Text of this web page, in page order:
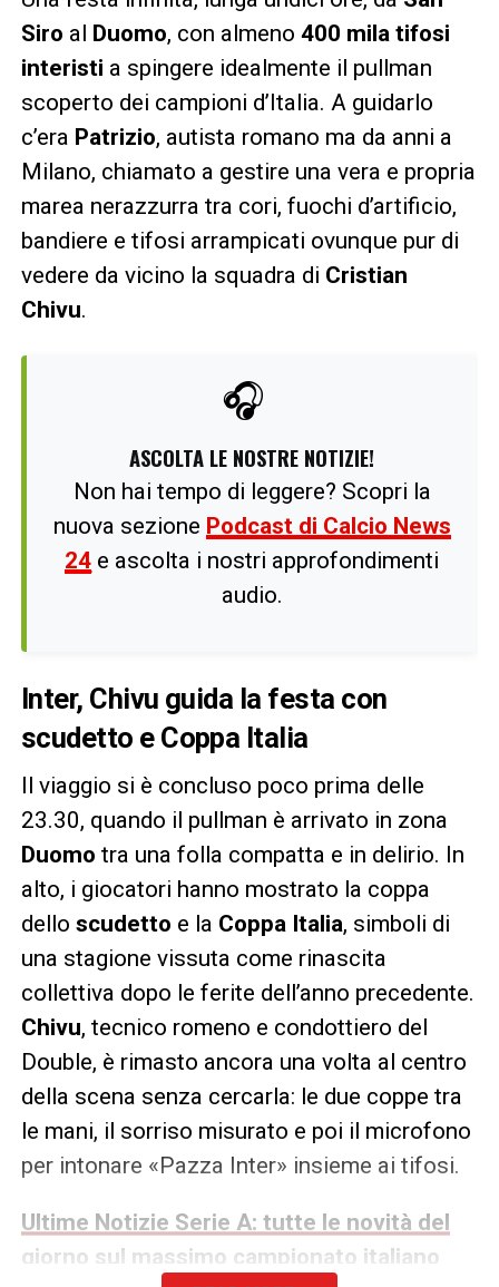
Siro al Duomo, con almeno 400 mila tifosi
interisti a spingere idealmente il pullman
scoperto dei campioni d’Italia. A guidarlo
c’era Patrizio, autista romano ma da anni a
Milano, chiamato a gestire una vera e propria
marea nerazzurra tra cori, fuochi d’artificio,
bandiere e tifosi arrampicati ovunque pur di
vedere da vicino la squadra di Cristian
Chivu.
🎧
ASCOLTA LE NOSTRE NOTIZIE!
Non hai tempo di leggere? Scopri la
nuova sezione Podcast di Calcio News
24 e ascolta i nostri approfondimenti
audio.
Inter, Chivu guida la festa con
scudetto e Coppa Italia
Il viaggio si è concluso poco prima delle
23.30, quando il pullman è arrivato in zona
Duomo tra una folla compatta e in delirio. In
alto, i giocatori hanno mostrato la coppa
dello scudetto e la Coppa Italia, simboli di
una stagione vissuta come rinascita
collettiva dopo le ferite dell’anno precedente.
Chivu, tecnico romeno e condottiero del
Double, è rimasto ancora una volta al centro
della scena senza cercarla: le due coppe tra
le mani, il sorriso misurato e poi il microfono
per intonare «Pazza Inter» insieme ai tifosi.
Ultime Notizie Serie A: tutte le novità del
giorno sul massimo campionato italiano